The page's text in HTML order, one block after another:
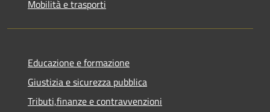
Mobilità e trasporti
Educazione e formazione
Giustizia e sicurezza pubblica
Tributi,finanze e contravvenzioni